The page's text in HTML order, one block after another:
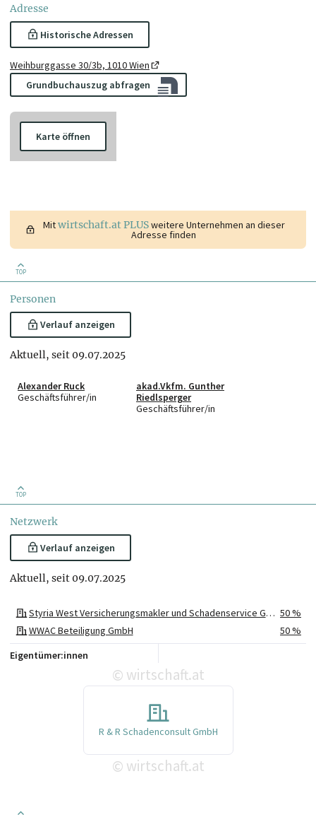
Adresse
Historische Adressen
Weihburggasse 30/3b, 1010 Wien
Grundbuchauszug abfragen
Karte öffnen
Mitwirtschaft.at PLUSweitere Unternehmen an dieser
Adresse finden
TOP
Personen
Verlauf anzeigen
Aktuell, seit 09.07.2025
Alexander Ruck
Geschäftsführer/in
akad.Vkfm. Gunther
Riedlsperger
Geschäftsführer/in
TOP
Netzwerk
Verlauf anzeigen
Aktuell, seit 09.07.2025
Styria West Versicherungsmakler und Schadenservice GmbH & Co KG 50 %
WWAC Beteiligung GmbH
50 %
Eigentümer:innen
© wirtschaft.at
R & R Schadenconsult GmbH
© wirtschaft.at